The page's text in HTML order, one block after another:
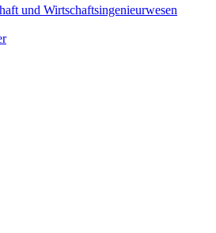
und Wirtschaftsingenieurwesen